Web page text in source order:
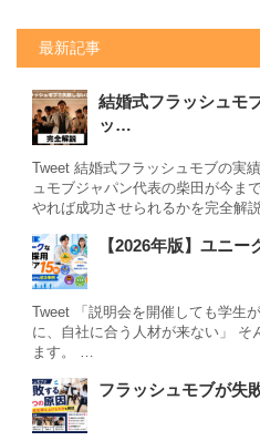
最新記事
結婚式フラッシュモ
ッ…
Tweet 結婚式フラッシュモブの実
ュモブジャパン代表の柴田が今ま
やれば成功させられるかを完全解
【2026年版】ユニ
Tweet 「説明会を開催しても学生
に、自社に合う人材が来ない」
ます。 …
フラッシュモブが失